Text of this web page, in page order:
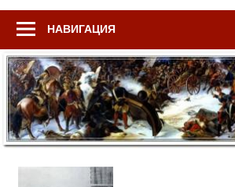
НАВИГАЦИЯ